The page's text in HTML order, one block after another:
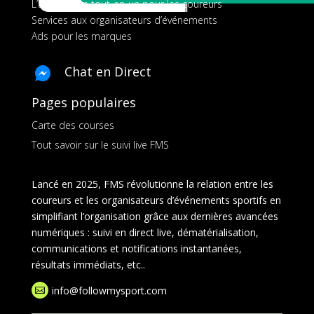
L’application tout-en-un pour les coureurs
Services aux organisateurs d’événements
Ads pour les marques
Chat en Direct
Pages populaires
Carte des courses
Tout savoir sur le suivi live FMS
Lancé en 2025, FMS révolutionne la relation entre les
coureurs et les organisateurs d’événements sportifs en
simplifiant l’organisation grâce aux dernières avancées
numériques : suivi en direct live, dématérialisation,
communications et notifications instantanées,
résultats immédiats, etc..
 info@followmysport.com